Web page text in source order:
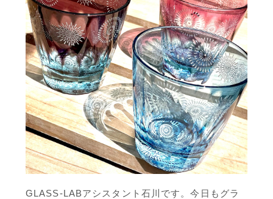
GLASS-LABアシスタント石川です。今日もグラ